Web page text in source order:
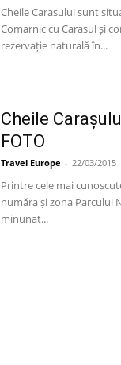
Cheile Carasului sunt
Comarnic cu Carasul și
rezervație naturală în...
Cheile
FOTO
Travel Europe - 22/03/2015
Printre cele mai
număra și zona Parcului
minunat...